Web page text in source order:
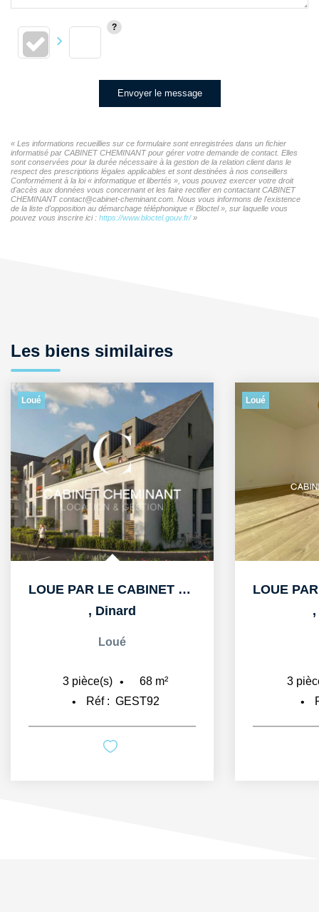
Envoyer le message
« Les informations recueillies sur ce formulaire sont enregistrées dans un fichier
informatisé par CABINET CHEMINANT pour gérer votre demande de contact. Elles
sont conservées pour la durée nécessaire à la gestion de la relation client dans le
respect des prescriptions légales applicables et sont destinées à nos conseillers
Conformément à la loi « informatique et libertés », vous pouvez exercer votre droit
d'accès aux données vous concernant et les faire rectifier en contactant CABINET
CHEMINANT contact@cabinet-cheminant.com. Nous vous informons de l'existence
de la liste d'opposition au démarchage téléphonique « Bloctel », sur laquelle vous
pouvez vous inscrire ici : https://www.bloctel.gouv.fr/»
Les biens similaires
Loué
LOUE PAR LE CABINET CHEMINANT A DINARD T3 57M3 AVEC BALCON...
, Dinard
Loué
3 pièce(s) 57 m²
Réf : LOC15
Loué
3